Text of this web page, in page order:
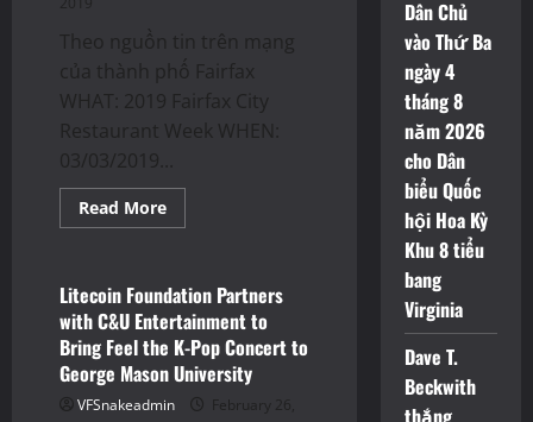
Theo nguồn tin trên mạng
của thành phố Fairfax
WHAT: 2019 Fairfax City
Restaurant Week WHEN:
03/03/2019...
Read MoreRead
more
Nhà
hàng
Thành
phố
Fairfax
2019:
Ngày
3-
Press Releases
Litecoin Foundation Partners
with C&U Entertainment to
Bring Feel the K-Pop Concert to
George Mason University
VFSnakeadmin
February 26,
Dân Chủ
vào Thứ Ba
ngày 4
tháng 8
năm 2026
cho Dân
biểu Quốc
hội Hoa Kỳ
Khu 8 tiểu
bang
Virginia
Dave T.
Beckwith
thắng